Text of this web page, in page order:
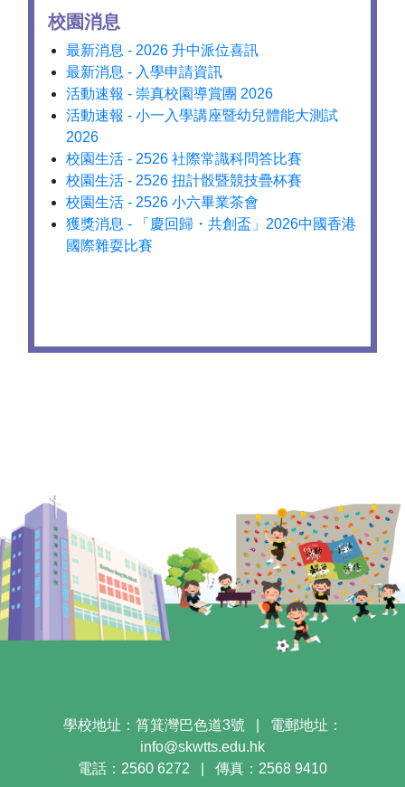
校園消息
最新消息 - 2026 升中派位喜訊
最新消息 - 入學申請資訊
活動速報 - 崇真校園導賞團 2026
活動速報 - 小一入學講座暨幼兒體能大測試
2026
校園生活 - 2526 社際常識科問答比賽
校園生活 - 2526 扭計骰暨競技疊杯賽
校園生活 - 2526 小六畢業茶會
獲獎消息 - 「慶回歸・共創盃」2026中國香港
國際雜耍比賽
學校地址：筲箕灣巴色道3號
電郵地址：
info@skwtts.edu.hk
電話：2560 6272
傳真：2568 9410